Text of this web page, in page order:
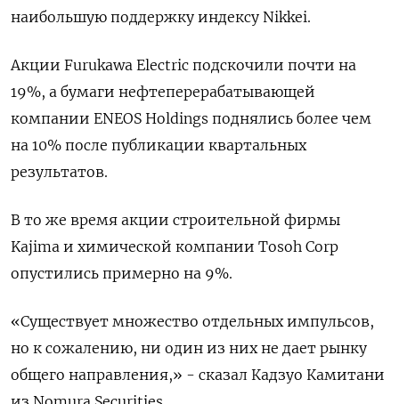
наибольшую поддержку индексу Nikkei.
Акции Furukawa Electric подскочили почти на
19%, а бумаги нефтеперерабатывающей
компании ENEOS Holdings поднялись более чем
на 10% после публикации квартальных
результатов.
В то же время акции строительной фирмы
Kajima и химической компании Tosoh Corp
опустились примерно на 9%.
«Существует множество отдельных импульсов,
но к сожалению, ни один из них не дает рынку
общего направления,» - сказал Кадзуо Камитани